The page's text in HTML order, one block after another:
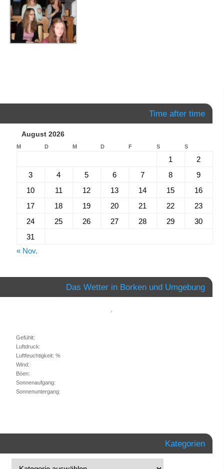
Time after time
August 2026
M D M D F S S
1
2
3
4 5 6 7 8
9
10
11 12 13 14 15
16
17
18 19 20 21 22
23
24
25 26 27 28 29
30
31
« Nov.
Das Wetter in Borken und Umgebung
Gefühlt:
Luftdruck:
Luftfeuchtigkeit: %
Wind:
Böen:
Sonnenaufgang:
Sonnenuntergang:
Kategorien